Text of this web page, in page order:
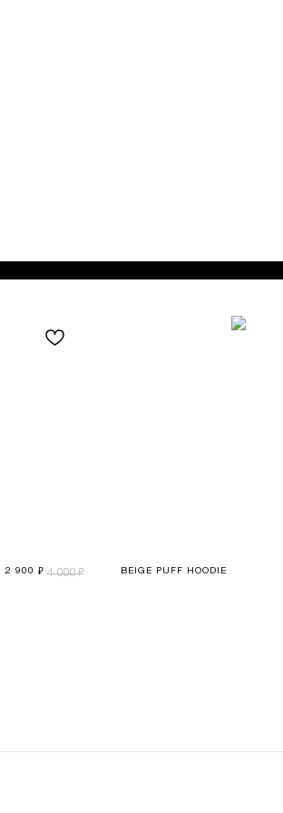
2 900 ₽ 4 000 ₽ BEIGE PUFF HOODIE